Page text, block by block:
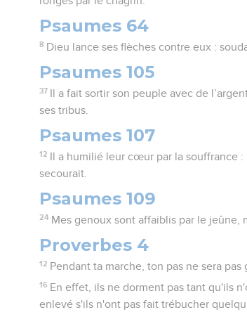
Psaumes 64
8 Dieu lance ses flèches contre eux :
Psaumes 105
37
Il a fait sortir son peuple avec de
ses tribus.
Psaumes 107
12
Il a humilié leur cœur par la souffrance
secourait.
Psaumes 109
24 Mes genoux sont affaiblis par le jeûne,
Proverbes 4
12 Pendant ta marche, ton pas ne sera
16 En effet, ils ne dorment pas tant qu'ils
enlevé s'ils n'ont pas fait trébucher